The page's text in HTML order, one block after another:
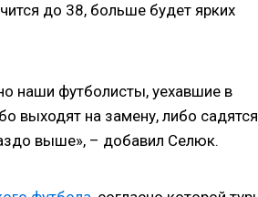
до 38, больше будет ярких
наши футболисты, уехавшие в
выходят на замену, либо
выше», – добавил Селюк.